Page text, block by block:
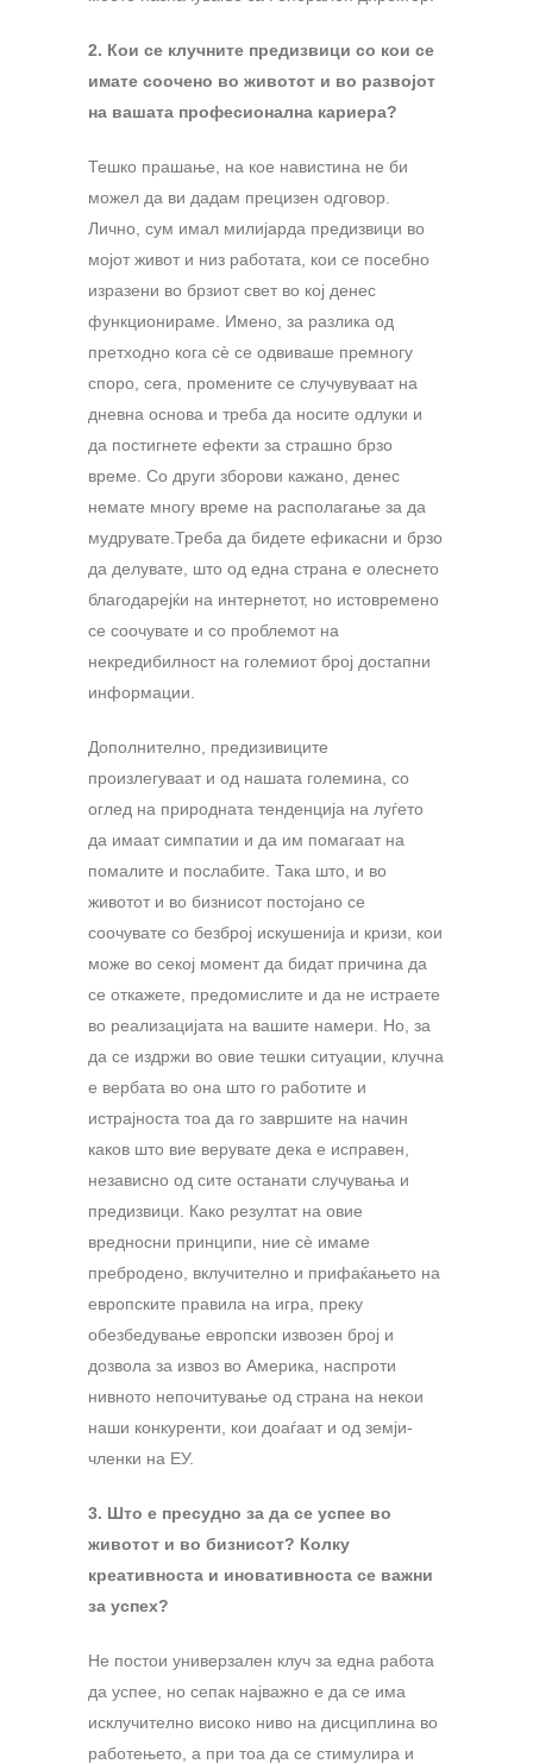
2. Кои се клучните предизвици со кои се
имате соочено во животот и во развојот
на вашата професионална кариера?
Тешко прашање, на кое навистина не би
можел да ви дадам прецизен одговор.
Лично, сум имал милијарда предизвици во
мојот живот и низ работата, кои се посебно
изразени во брзиот свет во кој денес
функционираме. Имено, за разлика од
претходно кога сѐ се одвиваше премногу
споро, сега, промените се случувуваат на
дневна основа и треба да носите одлуки и
да постигнете ефекти за страшно брзо
време. Со други зборови кажано, денес
немате многу време на располагање за да
мудрувате.Треба да бидете ефикасни и брзо
да делувате, што од една страна е олеснето
благодарејќи на интернетот, но истовремено
се соочувате и со проблемот на
некредибилност на големиот број достапни
информации.
Дополнително, предизивиците
произлегуваат и од нашата големина, со
оглед на природната тенденција на луѓето
да имаат симпатии и да им помагаат на
помалите и послабите. Така што, и во
животот и во бизнисот постојано се
соочувате со безброј искушенија и кризи, кои
може во секој момент да бидат причина да
се откажете, предомислите и да не истраете
во реализацијата на вашите намери. Но, за
да се издржи во овие тешки ситуации, клучна
е вербата во она што го работите и
истрајноста тоа да го завршите на начин
каков што вие верувате дека е исправен,
независно од сите останати случувања и
предизвици. Како резултат на овие
вредносни принципи, ние сѐ имаме
пребродено, вклучително и прифаќањето на
европските правила на игра, преку
обезбедување европски извозен број и
дозвола за извоз во Америка, наспроти
нивното непочитување од страна на некои
наши конкуренти, кои доаѓаат и од земји-
членки на ЕУ.
3. Што е пресудно за да се успее во
животот и во бизнисот? Колку
креативноста и иновативноста се важни
за успех?
Не постои универзален клуч за една работа
да успее, но сепак најважно е да се има
исклучително високо ниво на дисциплина во
работењето, а при тоа да се стимулира и